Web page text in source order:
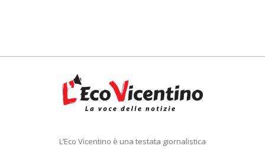
L’Eco Vicentino è una testata giornalistica